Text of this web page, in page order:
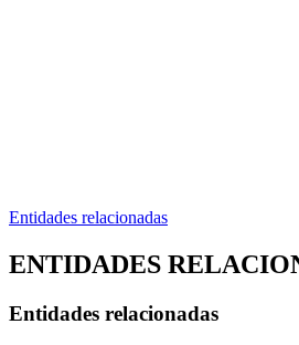
Entidades relacionadas
ENTIDADES
Entidades relacionadas